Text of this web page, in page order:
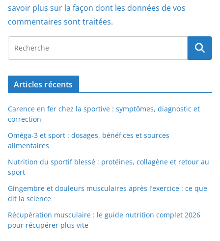
savoir plus sur la façon dont les données de vos
commentaires sont traitées.
Articles récents
Carence en fer chez la sportive : symptômes, diagnostic et
correction
Oméga-3 et sport : dosages, bénéfices et sources
alimentaires
Nutrition du sportif blessé : protéines, collagène et retour au
sport
Gingembre et douleurs musculaires après l’exercice : ce que
dit la science
Récupération musculaire : le guide nutrition complet 2026
pour récupérer plus vite